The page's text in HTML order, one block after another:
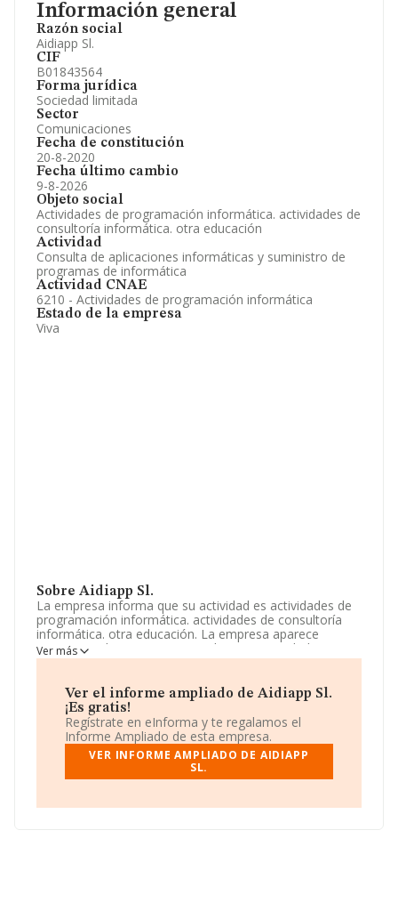
Información general
Razón social
Aidiapp Sl.
CIF
B01843564
Forma jurídica
Sociedad limitada
Sector
Comunicaciones
Fecha de constitución
20-8-2020
Fecha último cambio
9-8-2026
Objeto social
Actividades de programación informática. actividades de
consultoría informática. otra educación
Actividad
Consulta de aplicaciones informáticas y suministro de
programas de informática
Actividad CNAE
6210 - Actividades de programación informática
Estado de la empresa
Viva
Sobre Aidiapp Sl.
La empresa informa que su actividad es actividades de
programación informática. actividades de consultoría
informática. otra educación. La empresa aparece
inscrita en el Registro Mercantil como Sociedad
Limitada. Su actividad CNAE es '%cnae%' con código
exteriores.
El número de empleados ha crecido un
92.233.720.368.547.760% y teniendo en cuenta la
información disponible en INFORMA, ha dispuesto de
un número de empleados por debajo de la media de
sector.
Su teléfono es 923257339 y el correo electrónico es
Ver más
Ver el informe ampliado de Aidiapp Sl.
¡Es gratis!
Regístrate en eInforma y te regalamos el
Informe Ampliado de esta empresa.
VER INFORME AMPLIADO DE AIDIAPP
SL.